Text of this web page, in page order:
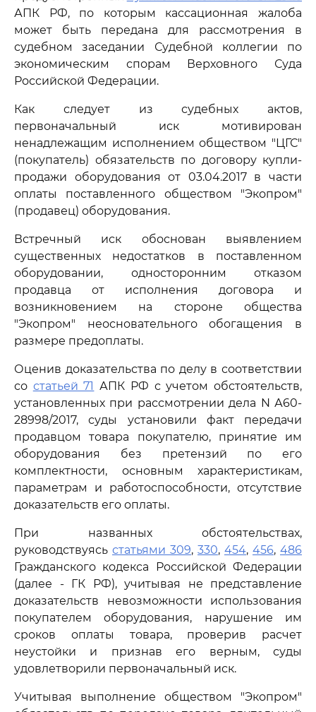
АПК РФ, по которым кассационная жалоба
может быть передана для рассмотрения в
судебном заседании Судебной коллегии по
экономическим спорам Верховного Суда
Российской Федерации.
Как следует из судебных актов,
первоначальный иск мотивирован
ненадлежащим исполнением обществом "ЦГС"
(покупатель) обязательств по договору купли-
продажи оборудования от 03.04.2017 в части
оплаты поставленного обществом "Экопром"
(продавец) оборудования.
Встречный иск обоснован выявлением
существенных недостатков в поставленном
оборудовании, односторонним отказом
продавца от исполнения договора и
возникновением на стороне общества
"Экопром" неосновательного обогащения в
размере предоплаты.
Оценив доказательства по делу в соответствии
со статьей 71 АПК РФ с учетом обстоятельств,
установленных при рассмотрении дела N А60-
28998/2017, суды установили факт передачи
продавцом товара покупателю, принятие им
оборудования без претензий по его
комплектности, основным характеристикам,
параметрам и работоспособности, отсутствие
доказательств его оплаты.
При названных обстоятельствах,
руководствуясь статьями 309, 330, 454, 456, 486
Гражданского кодекса Российской Федерации
(далее - ГК РФ), учитывая не представление
доказательств невозможности использования
покупателем оборудования, нарушение им
сроков оплаты товара, проверив расчет
неустойки и признав его верным, суды
удовлетворили первоначальный иск.
Учитывая выполнение обществом "Экопром"